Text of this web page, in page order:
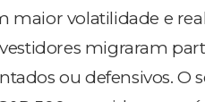
maior volatilidade e
migraram
ou defensivos.